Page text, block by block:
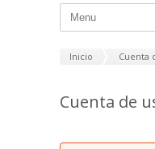
Inicio Cuenta
Cuenta de